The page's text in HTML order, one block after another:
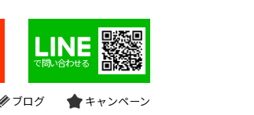
で問い合わせる
ブログ キャンペーン